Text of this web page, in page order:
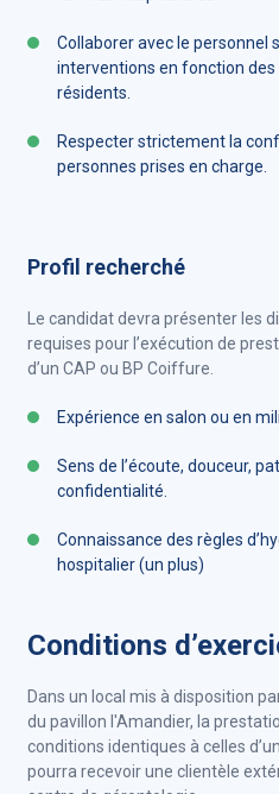
Collaborer avec le personnel
interventions en fonction
résidents.
Respecter strictement la
personnes prises en charge.
Profil recherché
Le candidat devra présenter les
requises pour l’exécution de
d’un CAP ou BP Coiffure.
Expérience en salon ou en
Sens de l’écoute, douceur,
confidentialité.
Connaissance des règles
hospitalier (un plus)
Conditions
Dans un local mis à disposition
du pavillon l'Amandier, la
conditions identiques à celles
pourra recevoir une clientèle